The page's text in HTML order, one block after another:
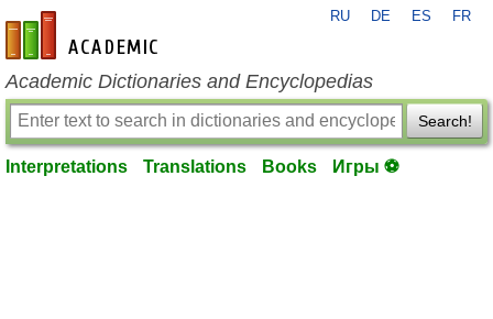
en-academic.com
RU DE ES FR
Academic Dictionaries and Encyclopedias
Search!
Interpretations Translations Books Игры ⚽